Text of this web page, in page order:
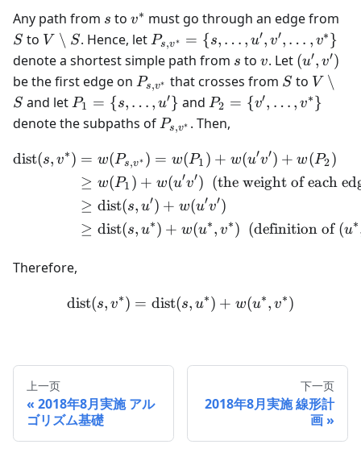
Any path from s
s to v^*
v∗ must go through an edge from
S to V
\setminus
S
V ∖ S. Hence, letP_{s,
v^*}
= \{s,
\ldots,
u', v',
\ldots,
v^*\}
Ps,v∗ = {s, … , u′, v′, … , v∗}
denote a shortest simple path from s
s to v
v. Let (u',v')
(u′, v′)
be the first edge on P_{s,v^*}
Ps,v∗ that crosses from S
S to V
S
V ∖
S and letP_1 =
\{s,
u'\}
P1 = {s, … , u′} andP_2 =
\{v',
v^*\}
P2 = {v′, … , v∗}
denote the subpaths of P_{s,
Ps,v∗ . Then,
\begin{aligned}
dist(s, v∗) = w(Ps,v∗ ) = w(P1 ) + w(u′v′) + w(P2)
≥ w(P1 ) + w(u′v′) (the weight of each
≥ dist(s, u′) + w(u′v′)
≥ dist(s, u∗) + w(u∗, v∗) (definition of (u∗
Therefore,
\text{dist}(s,v^*) =
dist(s, v∗) = dist(s, u∗) + w(u∗, v∗)
上一页
2018年8月実施 アル
ゴリズム基礎
下一页
2018年8月実施 線形計
画